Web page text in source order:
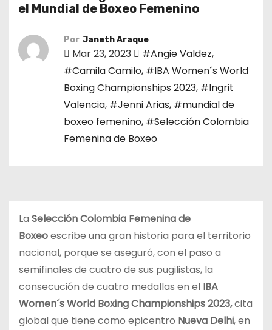
el Mundial de Boxeo Femenino
Por Janeth Araque
Mar 23, 2023 #Angie Valdez,
#Camila Camilo, #IBA Women´s World
Boxing Championships 2023, #Ingrit
Valencia, #Jenni Arias, #mundial de
boxeo femenino, #Selección Colombia
Femenina de Boxeo
La Selección Colombia Femenina de
Boxeoescribe una gran historia para el territorio
nacional, porque se aseguró, con el paso a
semifinales de cuatro de sus pugilistas, la
consecución de cuatro medallas en el IBA
Women´sWorld Boxing Championships 2023,cita
global que tiene como epicentro Nueva Delhi, en